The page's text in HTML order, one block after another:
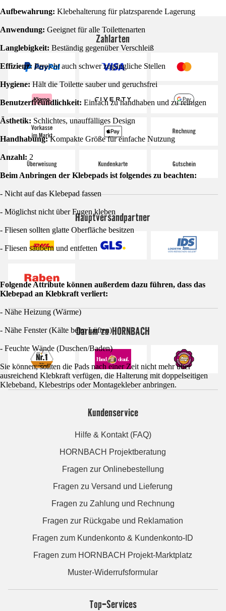
Aufbewahrung: Klebehalterung für platzsparende Lagerung
Anwendung: Geeignet für alle Toilettenarten
Langlebigkeit: Beständig gegenüber Verschleiß
Effizienz: Erreicht auch schwer zugängliche Stellen
Hygiene: Hält die Toilette sauber und geruchsfrei
Benutzerfreundlichkeit: Einfach zu handhaben und zu reinigen
Ästhetik: Schlichtes, unauffälliges Design
Handhabung:Kompakte Größe für einfache Nutzung
Anzahl: 2
Beim Anbringen der Klebepads ist folgendes zu beachten:
- Nicht auf das Klebepad fassen
- Möglichst nicht über Fugen kleben
- Fliesen sollten glatte Oberfläche besitzen
- Fliesen säubern und entfetten
Folgende Attribute können außerdem dazu führen, dass das
Klebepad an Klebkraft verliert:
- Nähe Heizung (Wärme)
- Nähe Fenster (Kälte beim Lüften)
- Feuchte Wände (Duschen/Baden)
Sie können, sollten die Pads nach einer Zeit nicht mehr über
ausreichend Klebkraft verfügen, die Halterung mit doppelseitigen
Klebeband, Klebestrips oder Montagekleber anbringen.
Zahlarten
Hauptversandpartner
Darum zu HORNBACH
Kundenservice
Hilfe & Kontakt (FAQ)
HORNBACH Projektberatung
Fragen zur Onlinebestellung
Fragen zu Versand und Lieferung
Fragen zu Zahlung und Rechnung
Fragen zur Rückgabe und Reklamation
Fragen zum Kundenkonto & Kundenkonto-ID
Fragen zum HORNBACH Projekt-Marktplatz
Muster-Widerrufsformular
Top-Services